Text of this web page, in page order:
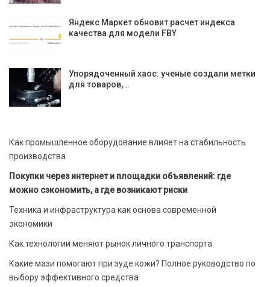
Яндекс Маркет обновит расчет индекса
качества для модели FBY
Упорядоченный хаос: ученые создали метки
для товаров,…
Как промышленное оборудование влияет на стабильность
производства
Покупки через интернет и площадки объявлений: где
можно сэкономить, а где возникают риски
Техника и инфраструктура как основа современной
экономики
Как технологии меняют рынок личного транспорта
Какие мази помогают при зуде кожи? Полное руководство по
выбору эффективного средства